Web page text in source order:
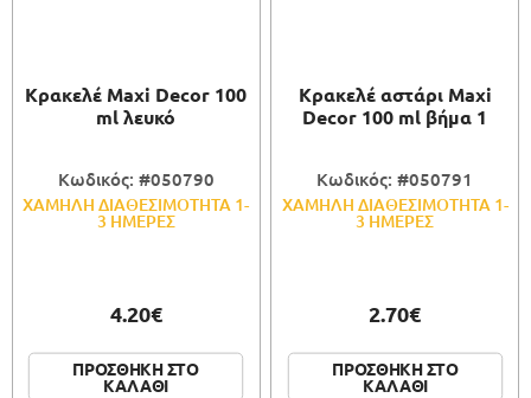
ΚΑΛΛΙΤΕΧΝΙΚΑ
Κρακελέ Maxi Decor 100
ml λευκό
Κωδικός: #050790
ΧΑΜΗΛΗ ΔΙΑΘΕΣΙΜΟΤΗΤΑ 1-
3 ΗΜΕΡΕΣ
4.20€
ΠΡΟΣΘΗΚΗ ΣΤΟ
ΚΑΛΑΘΙ
Κρακελέ αστάρι Maxi
Decor 100 ml βήμα 1
Κωδικός: #050791
ΧΑΜΗΛΗ ΔΙΑΘΕΣΙΜΟΤΗΤΑ 1-
3 ΗΜΕΡΕΣ
2.70€
ΠΡΟΣΘΗΚΗ ΣΤΟ
ΚΑΛΑΘΙ